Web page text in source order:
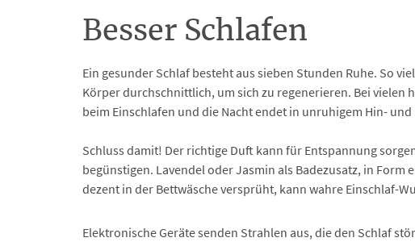
Besser Schlafen
Ein gesunder Schlaf besteht aus sieben Stunden Ruhe. So
Körper durchschnittlich, um sich zu regenerieren. Bei vielen
beim Einschlafen und die Nacht endet in unruhigem Hin- und
Schluss damit! Der richtige Duft kann für Entspannung
begünstigen. Lavendel oder Jasmin als Badezusatz, in Form
dezent in der Bettwäsche versprüht, kann wahre Einschlaf-
Elektronische Geräte senden Strahlen aus, die den Schlaf